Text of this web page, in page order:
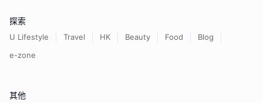
探索
U Lifestyle Travel HK Beauty Food
Blog
e-zone
其他